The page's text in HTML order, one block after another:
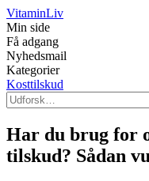
VitaminLiv
Min side
Få adgang
Nyhedsmail
Kategorier
Kosttilskud
Har du brug for
tilskud? Sådan